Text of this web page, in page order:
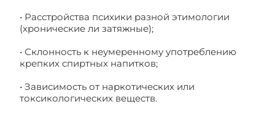
• Расстройства психики разной этимологии
(хронические ли затяжные);
• Склонность к неумеренному употреблению
крепких спиртных напитков;
• Зависимость от наркотических или
токсикологических веществ.